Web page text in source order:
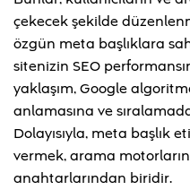
çekecek şekilde
özgün meta başlıklara
sitenizin SEO
yaklaşım, Google
anlamasına ve
Dolayısıyla, meta başlık
vermek, arama
anahtarlarından biridir.